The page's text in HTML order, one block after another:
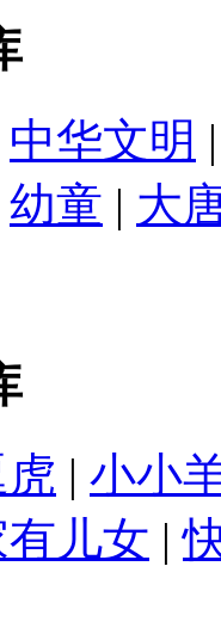
中华文明
幼童 | 大
| 小小
有儿女 |